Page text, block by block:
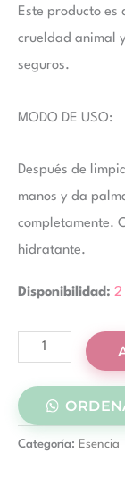
Este producto
crueldad animal
seguros.
MODO DE USO:
Después de
manos y da
completamente.
hidratante.
Disponibilidad: 2
Categoría: Esencia